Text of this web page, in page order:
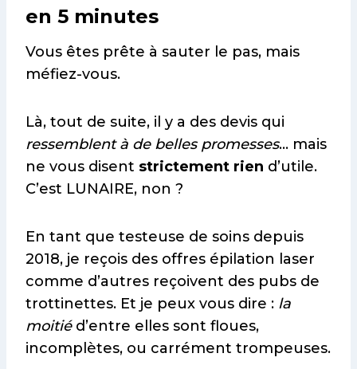
en 5 minutes
Vous êtes prête à sauter le pas, mais
méfiez-vous.
Là, tout de suite, il y a des devis qui
ressemblent à de belles promesses… mais
ne vous disent strictement rien d’utile.
C’est LUNAIRE, non ?
En tant que testeuse de soins depuis
2018, je reçois des offres épilation laser
comme d’autres reçoivent des pubs de
trottinettes. Et je peux vous dire : la
moitiéd’entre elles sont floues,
incomplètes, ou carrément trompeuses.